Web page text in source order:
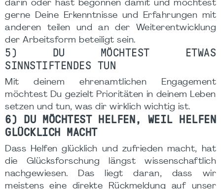
darin oder hast begonnen damit und möchtest
gerne Deine Erkenntnisse und Erfahrungen mit
anderen teilen und an der Weiterentwicklung
der Arbeitsform beteiligt sein.
5) DU MÖCHTEST ETWAS
SINNSTIFTENDES TUN
Mit deinem ehrenamtlichen Engagement
möchtest Du gezielt Prioritäten in deinem Leben
setzen und tun, was dir wirklich wichtig ist.
6) DU MÖCHTEST HELFEN, WEIL HELFEN
GLÜCKLICH MACHT
Dass Helfen glücklich und zufrieden macht, hat
die Glücksforschung längst wissenschaftlich
nachgewiesen. Das liegt daran, dass wir
meistens eine direkte Rückmeldung auf unser